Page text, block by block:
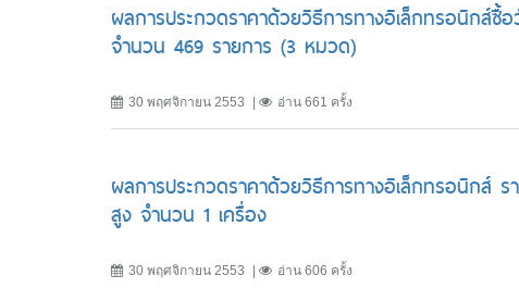
ผลการประกวดราคาด้วยวิธีการทางอิเล็กทรอนิก
จำนวน 469 รายการ (3 หมวด)
30 พฤศจิกายน 2553 อ่าน 661 ครั้ง
ผลการประกวดราคาด้วยวิธีการทางอิเล็กทรอนิกส์
สูง จำนวน 1 เครื่อง
30 พฤศจิกายน 2553 อ่าน 606 ครั้ง